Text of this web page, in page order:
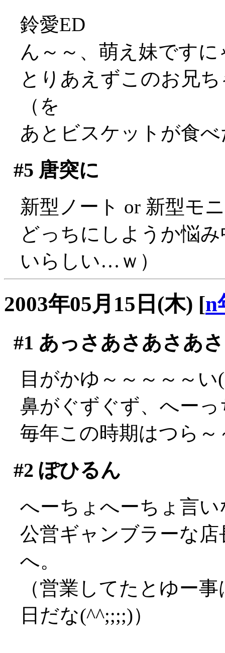
鈴愛ED
ん～～、萌え妹です
とりあえずこのお兄
（を
あとビスケットが食
#5 唐突に
新型ノート or 新型モ
どっちにしようか悩
いらしい…ｗ）
2003年05月15日(木) [n
#1 あっさあさあさあ
目がかゆ～～～～～い
鼻がぐずぐず、へー
毎年この時期はつら～
#2 ぽひるん
へーちょへーちょ言
公営ギャンブラーな
へ。
（営業してたとゆー
日だな(^^;;;;)）